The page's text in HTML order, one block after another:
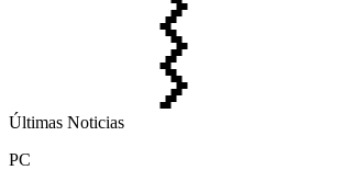
Últimas Noticias
PC